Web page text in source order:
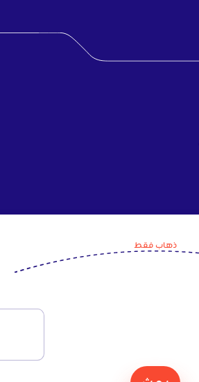
ذهاب فقط